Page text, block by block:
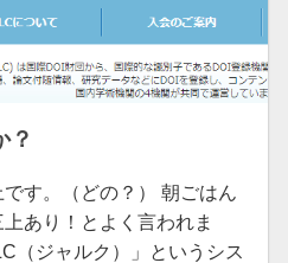
？
す。（どの？） 朝ごはん
あり！とよく言われま
（ジャルク）」というシス